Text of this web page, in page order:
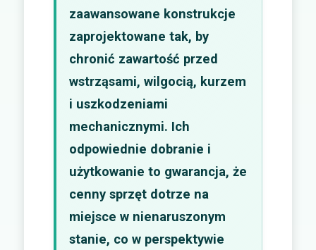
zaawansowane konstrukcje
zaprojektowane tak, by
chronić zawartość przed
wstrząsami, wilgocią, kurzem
i uszkodzeniami
mechanicznymi. Ich
odpowiednie dobranie i
użytkowanie to gwarancja, że
cenny sprzęt dotrze na
miejsce w nienaruszonym
stanie, co w perspektywie